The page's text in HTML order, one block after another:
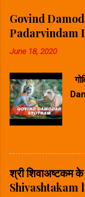
Govind
Padarvindam
June 18, 2020
का
श्री शिवाअष्टकम